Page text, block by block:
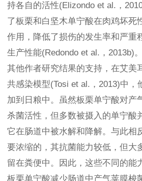
持各自的活性(Elizondo et al.，
了板栗和白坚木单宁酸在肉鸡坏死
作用，降低了损伤的发生率和严重
生产性能(Redondo et al.，2013b)
其他作者研究结果的支持，在艾美
共感染模型(Tosi et al.，2013)中，
加到日粮中。虽然板栗单宁酸对产
杀菌活性，但多数被摄入的单宁酸
它在肠道中被水解和降解。与此相
要浓缩的，其抗菌能力较低，但大
留在粪便中。因此，这些不同的能
板栗单宁酸减少肠道中产气荚膜梭